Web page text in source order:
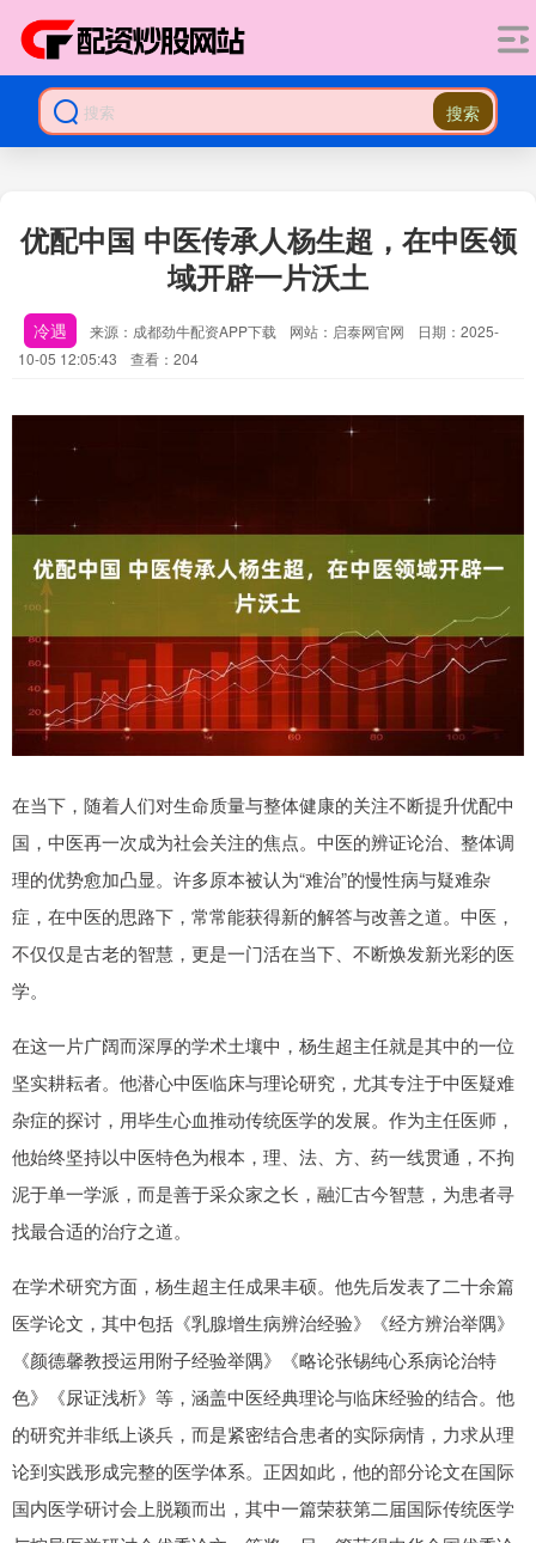
搜索
优配中国 中医传承人杨生超，在中医领
域开辟一片沃土
冷遇 来源：成都劲牛配资APP下载 网站：启泰网官网
日期：2025-
10-05 12:05:43
查看：204
在当下，随着人们对生命质量与整体健康的关注不断提升优配中
国，中医再一次成为社会关注的焦点。中医的辨证论治、整体调
理的优势愈加凸显。许多原本被认为“难治”的慢性病与疑难杂
症，在中医的思路下，常常能获得新的解答与改善之道。中医，
不仅仅是古老的智慧，更是一门活在当下、不断焕发新光彩的医
学。
在这一片广阔而深厚的学术土壤中，杨生超主任就是其中的一位
坚实耕耘者。他潜心中医临床与理论研究，尤其专注于中医疑难
杂症的探讨，用毕生心血推动传统医学的发展。作为主任医师，
他始终坚持以中医特色为根本，理、法、方、药一线贯通，不拘
泥于单一学派，而是善于采众家之长，融汇古今智慧，为患者寻
找最合适的治疗之道。
在学术研究方面，杨生超主任成果丰硕。他先后发表了二十余篇
医学论文，其中包括《乳腺增生病辨治经验》《经方辨治举隅》
《颜德馨教授运用附子经验举隅》《略论张锡纯心系病论治特
色》《尿证浅析》等，涵盖中医经典理论与临床经验的结合。他
的研究并非纸上谈兵，而是紧密结合患者的实际病情，力求从理
论到实践形成完整的医学体系。正因如此，他的部分论文在国际
国内医学研讨会上脱颖而出，其中一篇荣获第二届国际传统医学